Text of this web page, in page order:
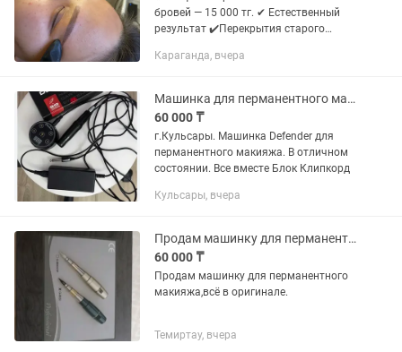
бровей — 15 000 тг. ✔ Естественный
результат ✔️Перекрытия старого
подбор формы 🚗 Работаю с выездом
в...
Караганда, вчера
Машинка для перманентного макияжа
60 000 ₸
г.Кульсары. Машинка Defender для
перманентного макияжа. В отличном
состоянии. Все вместе Блок Клипкорд
Кульсары, вчера
Продам машинку для перманентного татуажа,блок оригинал
60 000 ₸
Продам машинку для перманентного
макияжа,всё в оригинале.
Темиртау, вчера